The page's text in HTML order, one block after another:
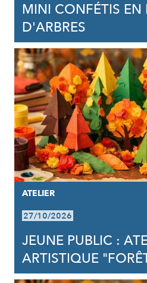
MINI CONFÉTIS EN
D'ARBRES
ATELIER
27/10/2026
JEUNE PUBLIC :
ARTISTIQUE